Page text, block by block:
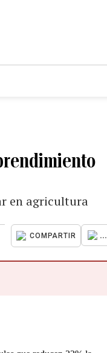
en agricultura
COMPARTIR ...